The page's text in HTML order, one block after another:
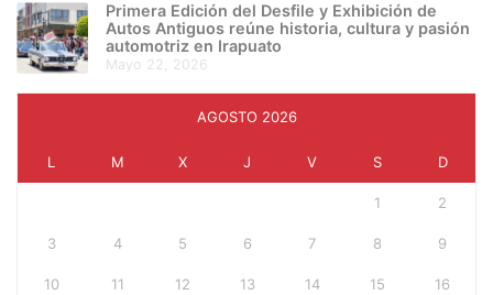
Primera Edición del Desfile y Exhibición de
Autos Antiguos reúne historia, cultura y pasión
automotriz en Irapuato
mayo 22, 2026
AGOSTO 2026
L M X J V S D
1 2
3 4 5 6 7 8 9
10 11 12 13 14 15 16